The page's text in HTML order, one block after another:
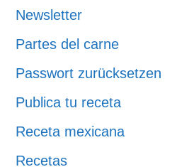
Newsletter
Partes del carne
Passwort zurücksetzen
Publica tu receta
Receta mexicana
Recetas